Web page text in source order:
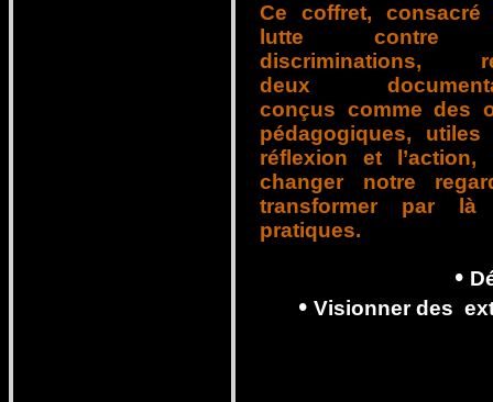
Ce coffret,
lutte contre
discriminations,
deux
conçus comme des
pédagogiques,
réflexion et l’action,
changer notre
transformer par là
pratiques.
• D
• Visionnerdes